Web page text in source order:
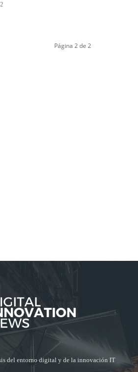
Página 2 de 2
del entorno digital y de la innovación IT